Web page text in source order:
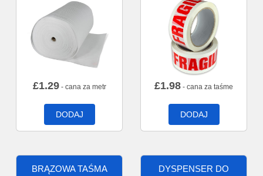
£1.29- cana za metr
DODAJ
£1.98 - cana za taśme
DODAJ
BRĄZOWA TAŚMA
DYSPENSER DO